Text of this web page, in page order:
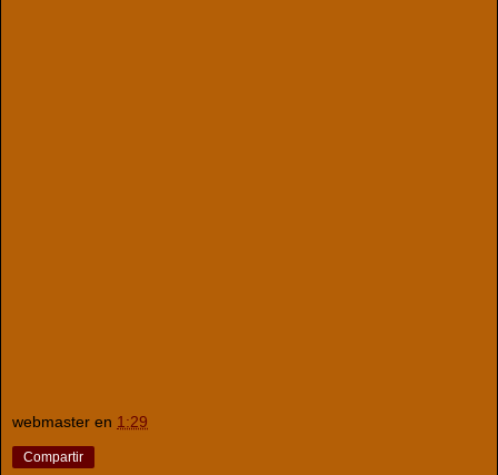
webmaster en 1:29
Compartir